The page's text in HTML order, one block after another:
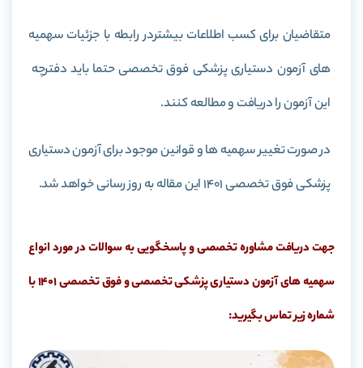
متقاضیان برای کسب اطلاعات بیشتردر رابطه با جزئیات سهمیه
های آزمون دستیاری پزشکی فوق تخصصی حتما باید دفترچه
این آزمون را دریافت و مطالعه کنند.
در صورت تغییر سهمیه ها و قوانین موجود برای آزمون دستیاری
پزشکی فوق تخصصی 1401 این مقاله به روز رسانی خواهد شد.
جهت دریافت مشاوره تخصصی و پاسخگویی به سوالات در مورد انواع
سهمیه های آزمون دستیاری پزشکی تخصصی و فوق تخصصی 1401 با
شماره زیر تماس بگیرید: